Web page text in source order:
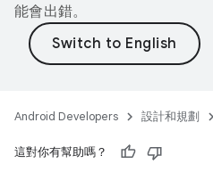
能會出錯。
Android Developers 設計和規劃
這對你有幫助嗎？